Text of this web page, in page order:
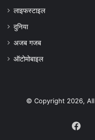
लाइफस्टाइल
दुनिया
अजब गजब
ऑटोमोबाइल
© Copyright 2026,